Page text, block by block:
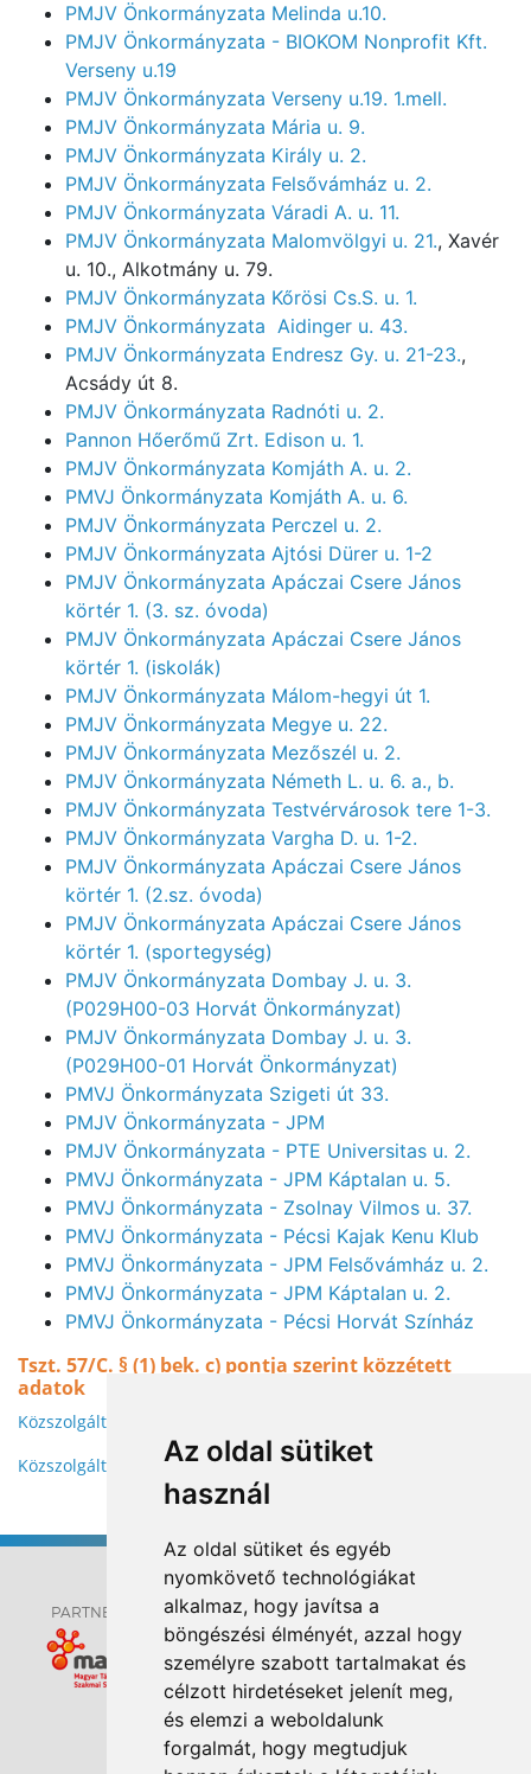
Az oldal sütiket
használ
Az oldal sütiket és egyéb
nyomkövető technológiákat
alkalmaz, hogy javítsa a
böngészési élményét, azzal hogy
személyre szabott tartalmakat és
célzott hirdetéseket jelenít meg,
és elemzi a weboldalunk
forgalmát, hogy megtudjuk
PMJV Önkormányzata Melinda u.10.
PMJV Önkormányzata - BIOKOM Nonprofit Kft.
Verseny u.19
PMJV Önkormányzata Verseny u.19. 1.mell.
PMJV Önkormányzata Mária u. 9.
PMJV Önkormányzata Király u. 2.
PMJV Önkormányzata Felsővámház u. 2.
PMJV Önkormányzata Váradi A. u. 11.
PMJV Önkormányzata Malomvölgyi u. 21., Xavér
u. 10., Alkotmány u. 79.
PMJV Önkormányzata Kőrösi Cs.S. u. 1.
PMJV Önkormányzata Aidinger u. 43.
PMJV Önkormányzata Endresz Gy. u. 21-23.,
Acsády út 8.
PMJV Önkormányzata Radnóti u. 2.
Pannon Hőerőmű Zrt. Edison u. 1.
PMJV Önkormányzata Komjáth A. u. 2.
PMVJ Önkormányzata Komjáth A. u. 6.
PMJV Önkormányzata Perczel u. 2.
PMJV Önkormányzata Ajtósi Dürer u. 1-2
PMJV Önkormányzata Apáczai Csere János
körtér 1. (3. sz. óvoda)
PMJV Önkormányzata Apáczai Csere János
körtér 1. (iskolák)
PMJV Önkormányzata Málom-hegyi út 1.
PMJV Önkormányzata Megye u. 22.
PMJV Önkormányzata Mezőszél u. 2.
PMJV Önkormányzata Németh L. u. 6. a., b.
PMJV Önkormányzata Testvérvárosok tere 1-3.
PMJV Önkormányzata Vargha D. u. 1-2.
PMJV Önkormányzata Apáczai Csere János
körtér 1. (2.sz. óvoda)
PMJV Önkormányzata Apáczai Csere János
körtér 1. (sportegység)
PMJV Önkormányzata Dombay J. u. 3.
(P029H00-03 Horvát Önkormányzat)
PMJV Önkormányzata Dombay J. u. 3.
(P029H00-01 Horvát Önkormányzat)
PMVJ Önkormányzata Szigeti út 33.
PMJV Önkormányzata - JPM
PMJV Önkormányzata - PTE Universitas u. 2.
PMVJ Önkormányzata - JPM Káptalan u. 5.
PMVJ Önkormányzata - Zsolnay Vilmos u. 37.
PMVJ Önkormányzata - Pécsi Kajak Kenu Klub
PMVJ Önkormányzata - JPM Felsővámház u. 2.
PMVJ Önkormányzata - JPM Káptalan u. 2.
PMVJ Önkormányzata - Pécsi Horvát Színház
Tszt. 57/C. § (1) bek. c) pontja szerint közzétett
adatok
Közszolgáltatási szerződés
Közszolgáltatási szerződés 2025. január 1-jétől
PARTNEREK:
ELÉRHETŐSÉGEK
HÍREK